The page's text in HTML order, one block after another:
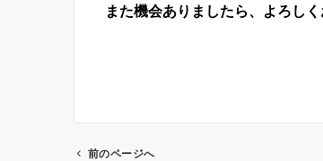
また機会ありましたら、よろしく
前のページへ